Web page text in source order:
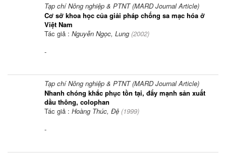
Tạp chí Nông nghiệp & PTNT (MARD Journal Article)
Cơ sở khoa học của giải pháp chống sa mạc hóa ở
Việt Nam
Tác giả : Nguyễn Ngọc, Lung (2002)
-
Tạp chí Nông nghiệp & PTNT (MARD Journal Article)
Nhanh chóng khắc phục tồn tại, đẩy mạnh sản xuất
dầu thông, colophan
Tác giả : Hoàng Thúc, Đệ (1999)
-